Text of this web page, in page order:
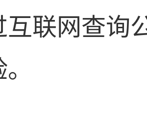
联网查询